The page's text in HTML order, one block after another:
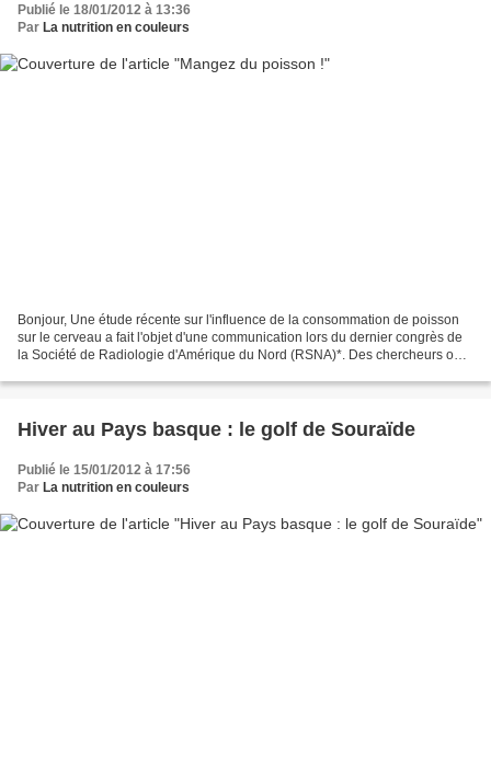
Publié le 18/01/2012 à 13:36
Par La nutrition en couleurs
Bonjour, Une étude récente sur l'influence de la consommation de poisson
sur le cerveau a fait l'objet d'une communication lors du dernier congrès de
la Société de Radiologie d'Amérique du Nord (RSNA)*. Des chercheurs ont
Hiver au Pays basque : le golf de Souraïde
Publié le 15/01/2012 à 17:56
Par La nutrition en couleurs